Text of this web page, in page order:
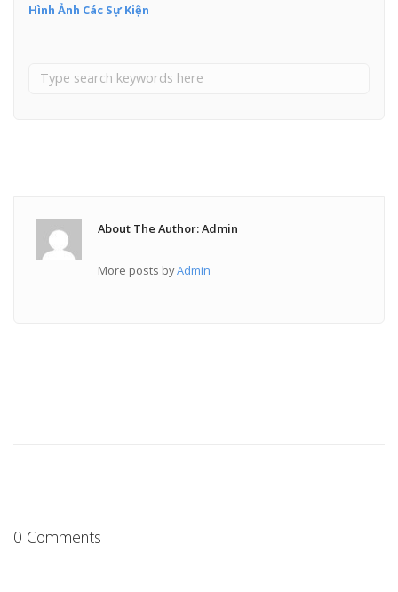
Hình Ảnh Các Sự Kiện
About The Author: Admin
More posts byAdmin
0 Comments